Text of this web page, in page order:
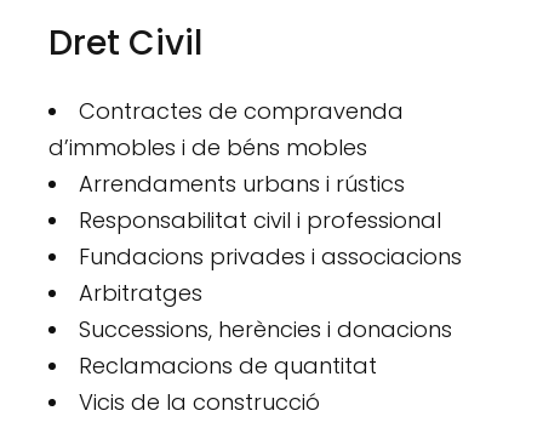
Dret Civil
Contractes de compravenda
d’immobles i de béns mobles
Arrendaments urbans i rústics
Responsabilitat civil i professional
Fundacions privades i associacions
Arbitratges
Successions, herències i donacions
Reclamacions de quantitat
Vicis de la construcció